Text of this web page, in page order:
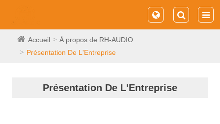
Accueil
À propos de RH-AUDIO
Présentation De L'Entreprise
Présentation De L'Entreprise